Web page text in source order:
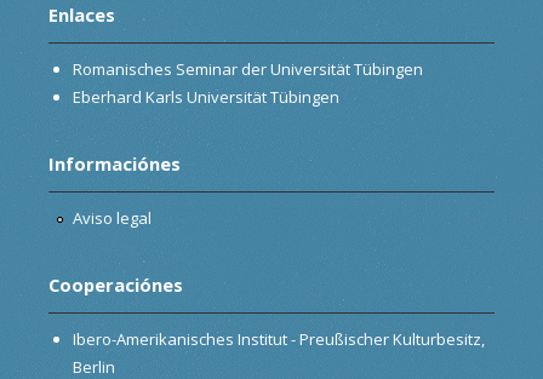
Enlaces
Romanisches Seminar der Universität Tübingen
Eberhard Karls Universität Tübingen
Informaciónes
Aviso legal
Cooperaciónes
Ibero-Amerikanisches Institut - Preußischer Kulturbesitz,
Berlin